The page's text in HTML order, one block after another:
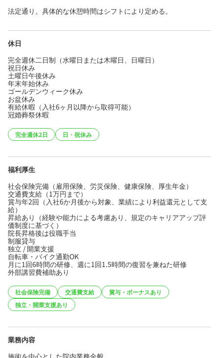
法定通り。具体的な休憩時間はシフトにより定める。
休日
完全週休二日制（水曜日または木曜日、日曜日）
祝日休み
土曜日午後休み
年末年始休み
ゴールデンウィーク休み
お盆休み
有給休暇（入社6ヶ月以降から取得可能）
冠婚葬祭休暇
完全週休2日 日・祝休み
福利厚生
社会保険完備（雇用保険、労災保険、健康保険、厚生年金）
交通費支給（1万円まで）
賞与年2回（入社6か月後から対象、業績により利益還元として支
給）
昇給あり（経験や能力による考慮あり、規定のキャリアアップ評
価制度に基づく）
院長昇格後は役職手当
制服貸与
独立 / 開業支援
自転車・バイク通勤OK
月に1回6時間の研修、週に1回1.5時間の復習を兼ねた研修
外部講習費補助あり
社会保険完備 交通費支給
賞与・ボーナスあり
独立・開業支援あり
業務内容